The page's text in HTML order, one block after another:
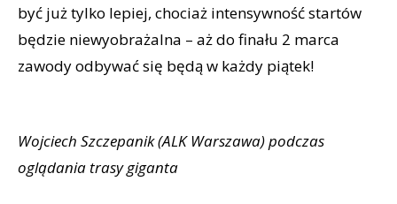
być już tylko lepiej, chociaż intensywność startów
będzie niewyobrażalna – aż do finału 2 marca
zawody odbywać się będą w każdy piątek!
Wojciech Szczepanik (ALK Warszawa) podczas
oglądania trasy giganta